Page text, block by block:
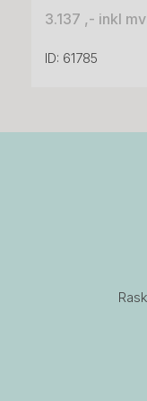
3.137 ,- inkl
ID: 61785